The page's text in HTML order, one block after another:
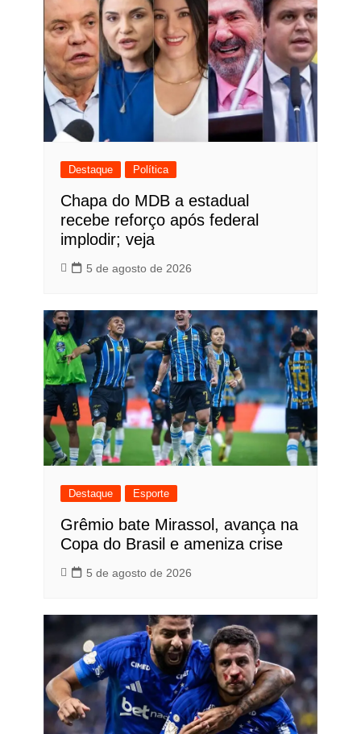
Destaque Política
Chapa do MDB a estadual
recebe reforço após federal
implodir; veja
5 de agosto de 2026
Destaque Esporte
Grêmio bate Mirassol, avança na
Copa do Brasil e ameniza crise
5 de agosto de 2026